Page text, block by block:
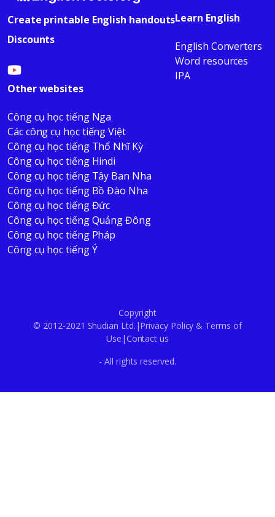
Create printable English handouts
Discounts
Learn English
English Converters
Word resources
IPA
Other websites
Công cụ học tiếng Nga
Các công cụ học tiếng Việt
Công cụ học tiếng Thổ Nhĩ Kỳ
Công cụ học tiếng Hindi
Công cụ học tiếng Tây Ban Nha
Công cụ học tiếng Bồ Đào Nha
Công cụ học tiếng Đức
Công cụ học tiếng Quảng Đông
Công cụ học tiếng Pháp
Công cụ học tiếng Ý
Copyright
© 2012-2021 Shudian Ltd.|Privacy Policy & Terms of
Use | Contact us
- All rights reserved.